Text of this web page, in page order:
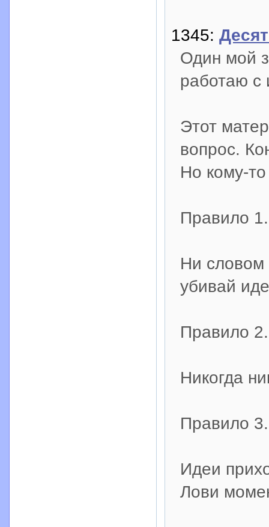
1345:
Один мой
работаю с
Этот
вопрос.
Но кому-
Правило
Ни словом
убивай
Правило
Никогда
Правило
Идеи
Лови